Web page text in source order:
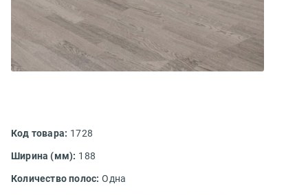
Код товара: 1728
Ширина (мм): 188
Количество полос: Одна